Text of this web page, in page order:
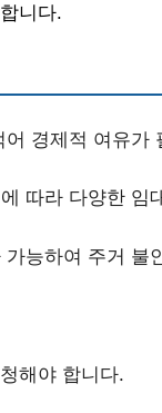
니다.
어 경제적 여유가
따라 다양한 임
가능하여 주거 불
해야 합니다.